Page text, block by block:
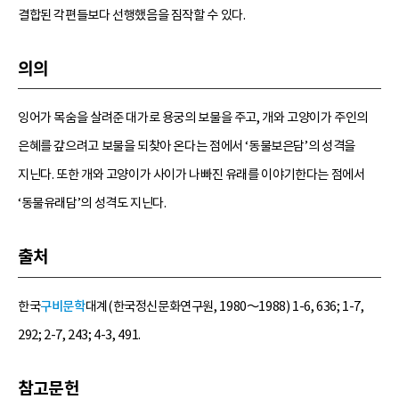
결합된 각편들보다 선행했음을 짐작할 수 있다.
의의
잉어가 목숨을 살려준 대가로 용궁의 보물을 주고, 개와 고양이가 주인의
은혜를 갚으려고 보물을 되찾아 온다는 점에서 ‘동물보은담’의 성격을
지닌다. 또한 개와 고양이가 사이가 나빠진 유래를 이야기한다는 점에서
‘동물유래담’의 성격도 지닌다.
출처
한국구비문학대계(한국정신문화연구원, 1980～1988) 1-6, 636; 1-7,
292; 2-7, 243; 4-3, 491.
참고문헌